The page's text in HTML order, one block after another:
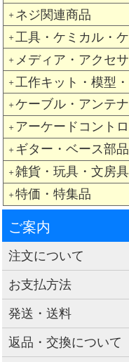
＋ ネジ関連商品
＋ 工具・ケミカル・
＋ メディア・アクセ
＋ 工作キット・模型
＋ ケーブル・アンテ
＋ アーケードコント
＋ ギター・ベース部品
＋ 雑貨・玩具・文房具
＋ 特価・特集品
ご案内
注文について
お支払方法
発送・送料
返品・交換について